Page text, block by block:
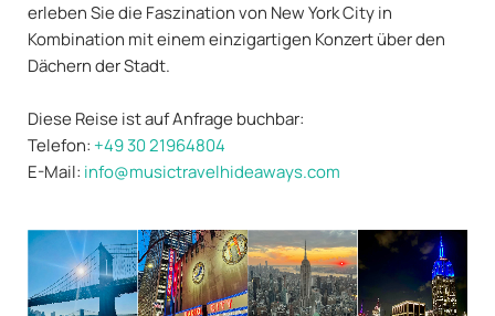
erleben Sie die Faszination von New York City in
Kombination mit einem einzigartigen Konzert über den
Dächern der Stadt.
Diese Reise ist auf Anfrage buchbar:
Telefon: +49 30 21964804
E-Mail: info@musictravelhideaways.com